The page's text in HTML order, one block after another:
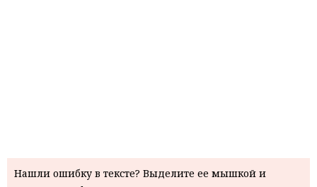
Нашли ошибку в тексте? Выделите ее мышкой и